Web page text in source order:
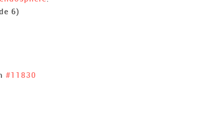
6)
#11830